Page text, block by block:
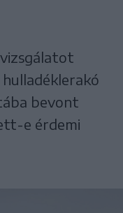
bevont
e érdemi